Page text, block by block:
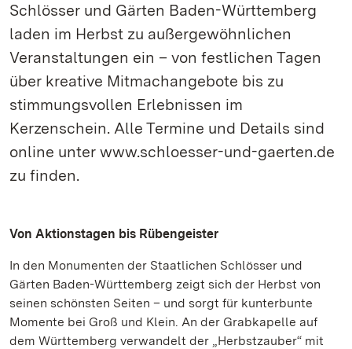
Schlösser und Gärten Baden-Württemberg
laden im Herbst zu außergewöhnlichen
Veranstaltungen ein – von festlichen Tagen
über kreative Mitmachangebote bis zu
stimmungsvollen Erlebnissen im
Kerzenschein. Alle Termine und Details sind
online unter www.schloesser-und-gaerten.de
zu finden.
Von Aktionstagen bis Rübengeister
In den Monumenten der Staatlichen Schlösser und
Gärten Baden-Württemberg zeigt sich der Herbst von
seinen schönsten Seiten – und sorgt für kunterbunte
Momente bei Groß und Klein. An der Grabkapelle auf
dem Württemberg verwandelt der „Herbstzauber“ mit